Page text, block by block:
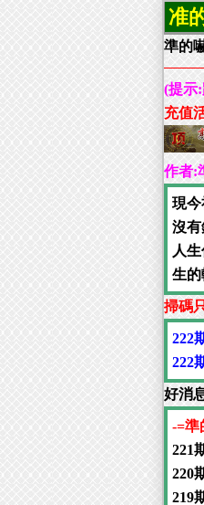
准
準的
(提示
充值
作者:
現
沒
人
生
掃碼
222
222
好消
-=準
221
220
219